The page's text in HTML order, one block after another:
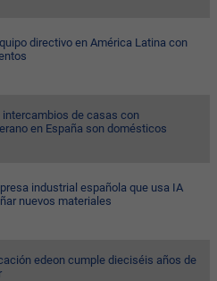
directivo en América Latina con
de casas con
en España son domésticos
industrial española que usa IA
nuevos materiales
edeon cumple dieciséis años de